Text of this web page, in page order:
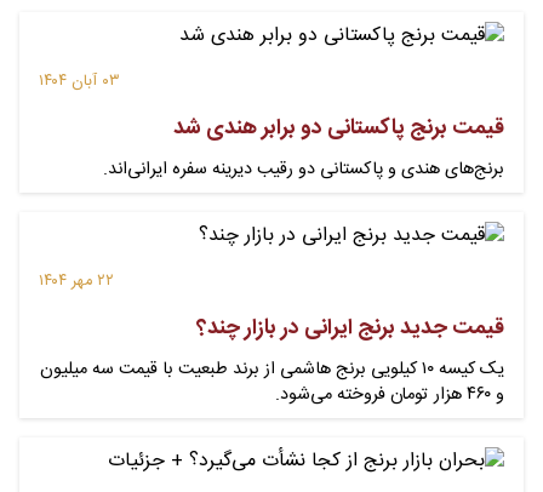
۰۳ آبان ۱۴۰۴
قیمت برنج پاکستانی دو برابر هندی شد
برنج‌های هندی و پاکستانی دو رقیب دیرینه سفره ایرانی‌اند.
۲۲ مهر ۱۴۰۴
قیمت جدید برنج ایرانی در بازار چند؟
یک کیسه ۱۰ کیلویی برنج هاشمی از برند طبعیت با قیمت سه میلیون
و ۴۶۰ هزار تومان فروخته می‌شود.